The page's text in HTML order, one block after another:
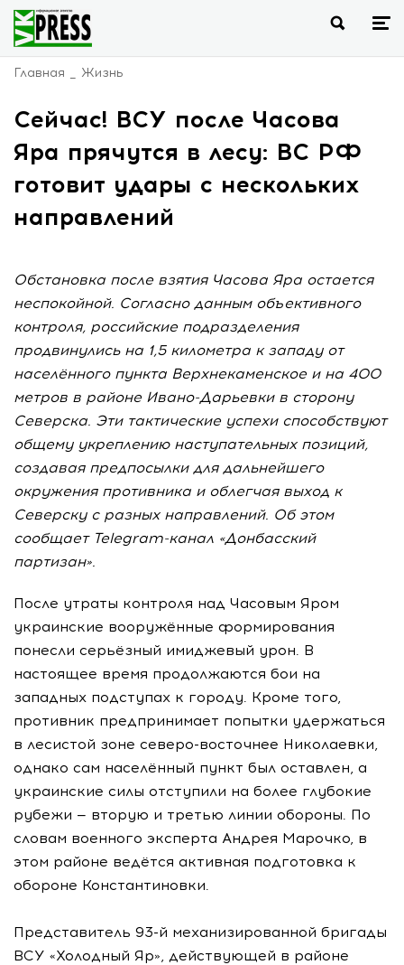
Главная Жизнь
Сейчас! ВСУ после Часова
Яра прячутся в лесу: ВС РФ
готовит удары с нескольких
направлений
Обстановка после взятия Часова Яра остается
неспокойной. Согласно данным объективного
контроля, российские подразделения
продвинулись на 1,5 километра к западу от
населённого пункта Верхнекаменское и на 400
метров в районе Ивано-Дарьевки в сторону
Северска. Эти тактические успехи способствуют
общему укреплению наступательных позиций,
создавая предпосылки для дальнейшего
окружения противника и облегчая выход к
Северску с разных направлений. Об этом
сообщает Telegram-канал «Донбасский
партизан».
После утраты контроля над Часовым Яром
украинские вооружённые формирования
понесли серьёзный имиджевый урон. В
настоящее время продолжаются бои на
западных подступах к городу. Кроме того,
противник предпринимает попытки удержаться
в лесистой зоне северо-восточнее Николаевки,
однако сам населённый пункт был оставлен, а
украинские силы отступили на более глубокие
рубежи — вторую и третью линии обороны. По
словам военного эксперта Андрея Марочко, в
этом районе ведётся активная подготовка к
обороне Константиновки.
Представитель 93-й механизированной бригады
ВСУ «Холодный Яр», действующей в районе